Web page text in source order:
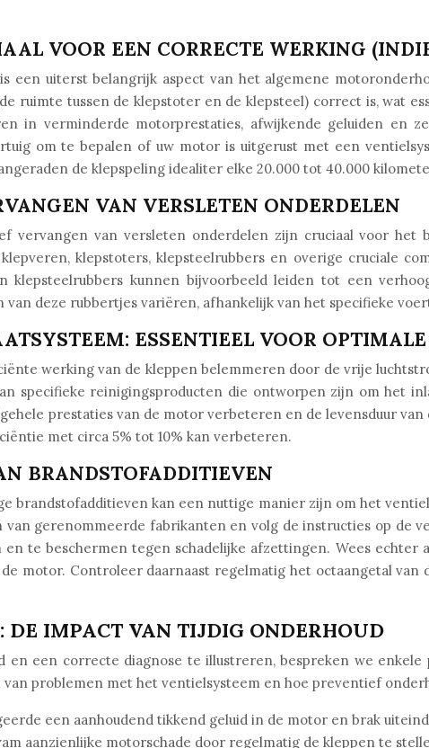
VOOR EEN CORRECTE WERKING
een uiterst belangrijk aspect van het algemene
ruimte tussen de klepstoter en de klepsteel) correct is, wat
in verminderde motorprestaties, afwijkende geluiden en
om te bepalen of uw motor is uitgerust met een
de klepspeling idealiter elke 20.000 tot 40.000
VAN VERSLETEN ONDERDELEN
vervangen van versleten onderdelen zijn cruciaal voor het
klepstoters, klepsteelrubbers en overige cruciale
klepsteelrubbers kunnen bijvoorbeeld leiden tot een
deze rubbertjes variëren, afhankelijk van het specifieke
ESSENTIEEL VOOR
werking van de kleppen belemmeren door de vrije
specifieke reinigingsproducten die ontworpen zijn om het
prestaties van de motor verbeteren en de levensduur
met circa 5% tot 10% kan verbeteren.
BRANDSTOFADDITIEVEN
brandstofadditieven kan een nuttige manier zijn om het
gerenommeerde fabrikanten en volg de instructies op de
te beschermen tegen schadelijke afzettingen. Wees echter
motor. Controleer daarnaast regelmatig het octaangetal
DE IMPACT VAN TIJDIG ONDERHOUD
en een correcte diagnose te illustreren, bespreken we
problemen met het ventielsysteem en hoe preventief
een aanhoudend tikkend geluid in de motor en brak
aanzienlijke motorschade door regelmatig de kleppen te